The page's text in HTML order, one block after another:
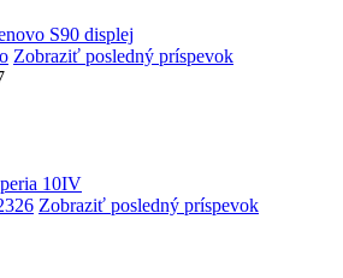
S90 displej
Zobraziť posledný príspevok
10IV
Zobraziť posledný príspevok